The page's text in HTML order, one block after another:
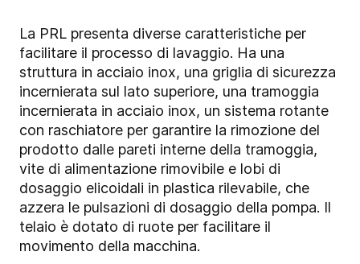
La PRL presenta diverse caratteristiche per
facilitare il processo di lavaggio. Ha una
struttura in acciaio inox, una griglia di sicurezza
incernierata sul lato superiore, una tramoggia
incernierata in acciaio inox, un sistema rotante
con raschiatore per garantire la rimozione del
prodotto dalle pareti interne della tramoggia,
vite di alimentazione rimovibile e lobi di
dosaggio elicoidali in plastica rilevabile, che
azzera le pulsazioni di dosaggio della pompa. Il
telaio è dotato di ruote per facilitare il
movimento della macchina.